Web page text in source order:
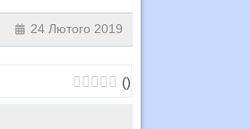
24 Лютого 2019
()